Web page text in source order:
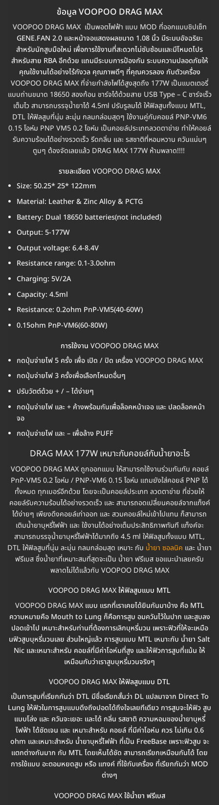
ข้อมูล VOOPOO DRAG MAX
VOOPOO DRAG MAX เป็นพอตไฟฟ้า แบบ MOD ที่ออกแบบชิปเซ็ท
GENE.FAN 2.0 และหน้าจอแสดงผลขนาด 1.08 นิ้ว มีระบบอัจฉริยะ
สำหรับนักสูบมือใหม่ เพื่อการใช้งานที่สะดวกไม่ซับซ้อนและมีโหมดโปร
สำหรับสาย RBA อีกด้วย แถมมีระบบการป้องกัน ระบบความปลอดภัยให้
คุณใช้งานได้อย่างไร้กังวล คุณภาพดีๆ ที่คุณควรลอง กับตัวเครื่อง
VOOPOO DRAG MAX ที่จ่ายกำลังไฟได้สูงสุดถึง 177W เป็นแบตเตอรี่
แบบถ่านขนาด 18650 สองก้อน ชาร์จได้ด้วยสาย USB Type – C ชาร์จเร็ว
เต็มไว สามารถบรรจุน้ำยาได้ 4.5ml ปรับรูลมได้ ให้ฟิลสูบทั้งแบบ MTL,
DTL ให้ฟิลสูบที่นุ่ม ละมุ่น กลมกล่อมสุดๆ ใช้งานคู่กับคอยล์ PNP-VM6
0.15 โอห์ม PNP VM5 0.2 โอห์ม เป็นคอยล์ประเภทลวดตาข่าย ทำให้คอยล์
รับความร้อนได้อย่างรวดเร็ว รีดกลิ่น และ รสชาติที่หอมหวาน ควันแน่นๆ
ตูมๆ ต้องจัดเลยแล้ว DRAG MAX 177W ห้ามพลาด!!!!
รายละเอียด VOOPOO DRAG MAX
Size: 50.25* 25* 122mm
Material: Leather & Zinc Alloy & PCTG
Battery: Dual 18650 batteries(not included)
Output: 5-177W
Output voltage: 6.4-8.4V
Resistance range: 0.1-3.0ohm
Charging: 5V/2A
Capacity: 4.5ml
Resistance: 0.2ohm PnP-VM5(40-60W)
0.15ohm PnP-VM6(60-80W)
การใช้งาน VOOPOO DRAG MAX
กดปุ่มจ่ายไฟ 5 ครั้ง เพื่อ เปิด / ปิด เครื่อง VOOPOO DRAG MAX
กดปุ่มจ่ายไฟ 3 ครั้งเพื่อเลือกโหมดอื่นๆ
ปรับวัตต์ด้วย + / – ได้ง่ายๆ
กดปุ่มจ่ายไฟ และ + ค้างพร้อมกันเพื่อล็อคหน้าเจอ และ ปลดล็อคหน้า
จอ
กดปุ่มจ่ายไฟ และ – เพื่อล้าง PUFF
DRAG MAX 177W เหมาะกับคอยล์กับน้ำยาอะไร
VOOPOO DRAG MAX ถูกออกแบบ ให้สามารถใช้งานร่วมกันกับ คอยล์
PnP-VM5 0.2 โอห์ม / PNP-VM6 0.15 โอห์ม แถมยังใส่คอยล์ PNP ได้
ทั้งหมด ทุกเบอร์อีกด้วย โดยจะเป็นคอยล์ประเภท ลวดตาข่าย ที่ช่วยให้
คอยล์รับความร้อนได้อย่างรวดเร็ว และ สามารถอดเปลี่ยนคอยล์จากแท็งค์
ได้ง่ายๆ เพียงดึงคอยล์เก่าออก และ สวมคอยล์ใหม่เข้าไปแทน ก็สามารถ
เติมน้ำยาบุหรี่ไฟฟ้า และ ใช้งานได้อย่างเต็มประสิทธิภาพทันที แท็งค์จะ
สามารถบรรจุน้ำยาบุหรี่ไฟฟ้าได้มากถึง 4.5 ml ให้ฟิลสูบทั้งแบบ MTL,
DTL ให้ฟิลสูบที่นุ่ม ละมุ่น กลมกล่อมสุด เหมาะ กับ น้ำยา ซอลนิค และ น้ำยา
ฟรีเบส ซึ่งน้ำยาที่เหมาะสมที่สุดจะเป็น น้ำยา ฟรีเบส ขอแนะนำเลยครับ
พลาดไม่ได้แล้วกับ VOOPOO DRAG MAX
VOOPOO DRAG MAXให้ฟิลสูบแบบ MTL
VOOPOO DRAG MAX แบบ แรกที่เราเคยได้ยินกันมาบ้าง คือ MTL
ความหมายคือ Mouth to Lung ก็คือการสูบ อมควันไว้ในปาก และสูบลง
ปอดเข้าไป เหมาะสำหรับท่านที่ต้องการเลิกบุหรี่มวน เพราะฟิวที่ให้จะเหมือ
นฟิวสูบบุหรี่มวนเลย ส่วนใหญ่แล้ว การสูบแบบ MTL เหมาะกับ น้ำยา Salt
Nic และเหมาะสำหรับ คอยล์ที่มีค่าโอห์มที่สูง และให้ฟิวการสูบที่แน้น ให้
เหมือนกับว่าเราสูบบุหรี่มวนจริงๆ
VOOPOO DRAG MAXให้ฟิลสูบแบบ DTL
เป็นการสูบที่เรียกกันว่า DTL มีชื่อเรียกสั้นว่า DL แปลมาจาก Direct To
Lung ให้ฟิวในการสูบแบบดึงถึงปอดได้ถึงใจเลยทีเดียว การสูบจะให้ฟิว สูบ
แบบโล่ง และ ควันจะเยอะ และได้ กลิ่น รสชาติ ความหอมของน้ำยาบุหรี่
ไฟฟ้า ได้ชัดเจน และ เหมาะสำหรับ คอยล์ ที่มีค่าโอห์ม ควร ไม่เกิน 0.6
ohm และเหมาะสำหรับ น้ำยาบุหรี่ไฟฟ้า ที่เป็น FreeBase เพราะฟิวสูบ จะ
แตกต่างกันมาก กับ MTL โดยเห็นได้ชัด สามารถเรียกเหมือนกันได้ โดย
การใช้แบบ อะตอมหยดสูบ หรือ แทงค์ ที่ใช้กับเครื่อง ที่เรียกกันว่า MOD
ต่างๆ
VOOPOO DRAG MAXใช้น้ำยา ฟรีเบส